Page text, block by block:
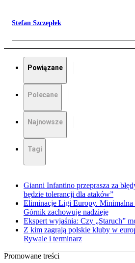
Stefan Szczepłek
Powiązane
Polecane
Najnowsze
Tagi
Gianni Infantino przeprasza za
będzie tolerancji dla ataków”
Eliminacje Ligi Europy. Minimalna
Górnik zachowuje nadzieję
Ekspert wyjaśnia: Czy „Staruch”
Z kim zagrają polskie kluby w
Rywale i terminarz
Promowane treści